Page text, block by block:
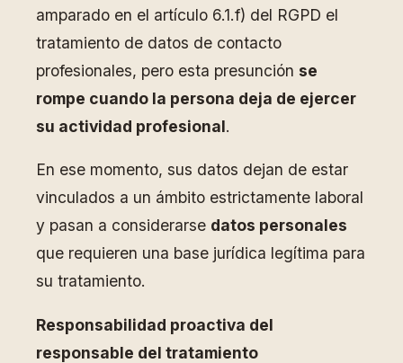
amparado en el artículo 6.1.f) del RGPD el
tratamiento de datos de contacto
profesionales, pero esta presunción se
rompe cuando la persona deja de ejercer
su actividad profesional.
En ese momento, sus datos dejan de estar
vinculados a un ámbito estrictamente laboral
y pasan a considerarse datos personales
que requieren una base jurídica legítima para
su tratamiento.
Responsabilidad proactiva del
responsable del tratamiento